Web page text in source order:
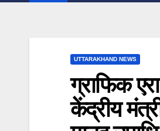
UTTARAKHAND NEWS
ग्राफिक
केंद्रीय